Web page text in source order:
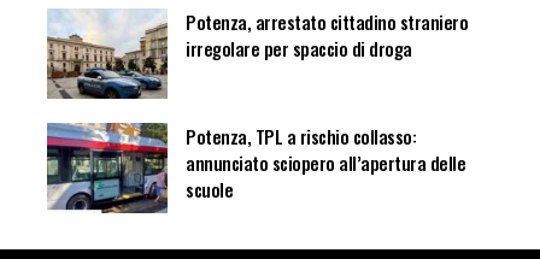
Potenza, arrestato cittadino straniero
irregolare per spaccio di droga
Potenza, TPL a rischio collasso:
annunciato sciopero all’apertura delle
scuole